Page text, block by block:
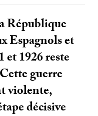
République
Espagnols et
et 1926 reste
guerre
violente,
décisive